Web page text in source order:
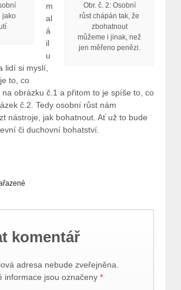
jako
Obr. č. 2: Osobní
růst chápán tak, že
zbohatnout
můžeme i jinak, než
jen měřeno penězi.
m
al
á
il
u
lidí si myslí,
to, co
na obrázku č.1 a přitom to je spíše to, co
č.2. Tedy osobní růst nám
nástroje, jak bohatnout. Ať už to bude
či duchovní bohatství.
komentář
adresa nebude zveřejněna.
informace jsou označeny *